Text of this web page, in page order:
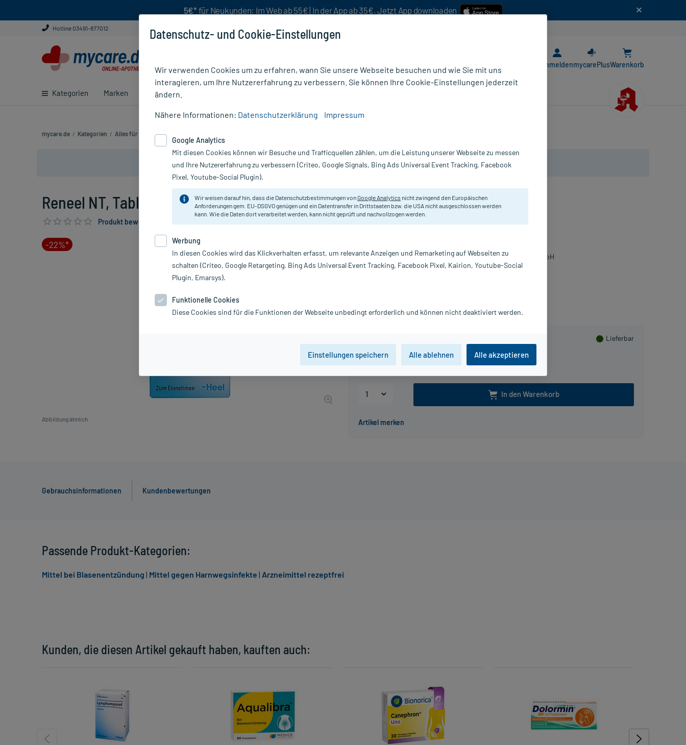
5€* für Neukunden: Im Web ab 55€ | In der App ab 35€. Jetzt App downloaden
Hotline 03491-877012
Kategorien Marken Ratgeber
AnmeldenmycarePlusWarenkorb
mycare.de / Kategorien / Alles für die Frau /
Nur für kurze Zeit:Gratis-Versand* ab 19€ Mindestbestellwert!
Reneel NT, Tabletten, 50 St
Produkt bewerten & PlusHerzen sichern
-22%*
Abbildung ähnlich
inkl. MwSt. zzgl.Versandkosten
Lieferbar
50 St 250 St
In den Warenkorb
Homöopathisches Arzneimittel.
Darreichung:
Tabletten
Hersteller:
Biologische Heilmittel Heel GmbH
Information:
Beipackzettel als PDF
Gebrauchsinformationen Kundenbewertungen
Kunden, die diesen Artikel gekauft haben, kauften auch:
Passende Produkt-Kategorien:
Mittel bei Blasenentzündung | Mittel gegen Harnwegsinfekte | Arzneimittel rezeptfrei
Datenschutz- und Cookie-Einstellungen
Wir verwenden Cookies um zu erfahren, wann Sie unsere Webseite besuchen und wie Sie mit uns
interagieren, um Ihre Nutzererfahrung zu verbessern. Sie können Ihre Cookie-Einstellungen jederzeit
ändern.
Nähere Informationen: Datenschutzerklärung Impressum
Google Analytics
Mit diesen Cookies können wir Besuche und Trafficquellen zählen, um die Leistung unserer Webseite zu messen
und Ihre Nutzererfahrung zu verbessern (Criteo, Google Signals, Bing Ads Universal Event Tracking, Facebook
Pixel, Youtube-Social Plugin).
Wir weisen darauf hin, dass die Datenschutzbestimmungen vonGoogle Analytics nicht zwingend den Europäischen
Anforderungen gem. EU-DSGVO genügen und ein Datentransfer in Drittstaaten bzw. die USA nicht ausgeschlossen werden
kann. Wie die Daten dort verarbeitet werden, kann nicht geprüft und nachvollzogen werden.
Werbung
In diesen Cookies wird das Klickverhalten erfasst, um relevante Anzeigen und Remarketing auf Webseiten zu
schalten (Criteo, Google Retargeting, Bing Ads Universal Event Tracking, Facebook Pixel, Kairion, Youtube-Social
Plugin, Emarsys).
Funktionelle Cookies
Diese Cookies sind für die Funktionen der Webseite unbedingt erforderlich und können nicht deaktiviert werden.
Einstellungen speichern Alle ablehnen Alle akzeptieren